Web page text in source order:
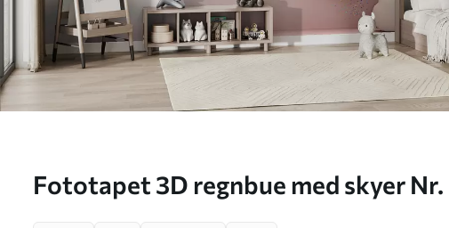
Fototapet 3D regnbue med skyer Nr.